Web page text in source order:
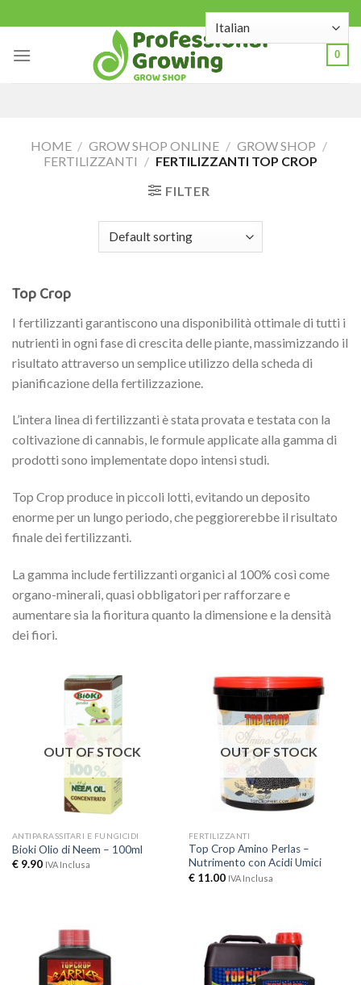
to
content
0
HOME / GROW SHOP ONLINE / GROW SHOP /
FERTILIZZANTI / FERTILIZZANTI TOP CROP
FILTER
Top Crop
I fertilizzanti garantiscono una disponibilità ottimale di tutti i
nutrienti in ogni fase di crescita delle piante, massimizzando il
risultato attraverso un semplice utilizzo della scheda di
pianificazione della fertilizzazione.
L’intera linea di fertilizzanti è stata provata e testata con la
coltivazione di cannabis, le formule applicate alla gamma di
prodotti sono implementate dopo intensi studi.
Top Crop produce in piccoli lotti, evitando un deposito
enorme per un lungo periodo, che peggiorerebbe il risultato
finale dei fertilizzanti.
La gamma include fertilizzanti organici al 100% così come
organo-minerali, quasi obbligatori per rafforzare e
aumentare sia la fioritura quanto la dimensione e la densità
dei fiori.
OUT OF STOCK
ANTIPARASSITARI E FUNGICIDI
Bioki Olio di Neem – 100ml
€9.90 IVA Inclusa
OUT OF STOCK
FERTILIZZANTI
Top Crop Amino Perlas –
Nutrimento con Acidi Umici
€11.00 IVA Inclusa